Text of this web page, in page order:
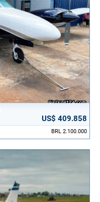
US$ 409.858
BRL 2.100.000